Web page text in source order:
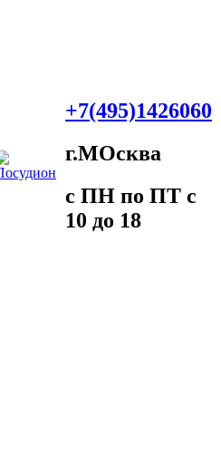
+7(495)1426060
г.МOсква
c ПH пo ПT c
10 до 18